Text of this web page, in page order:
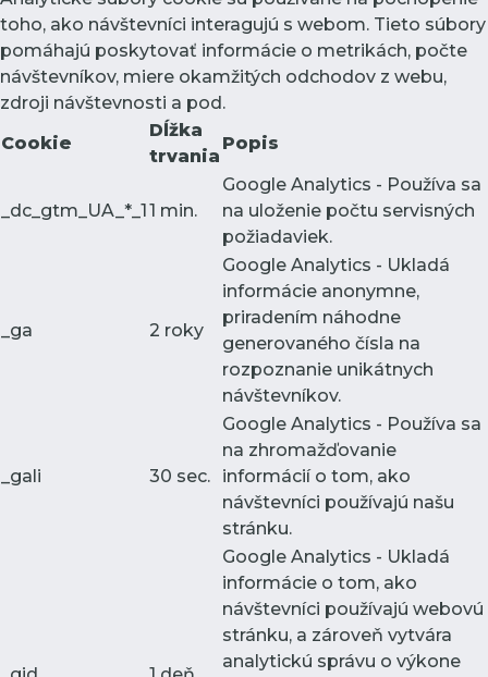
toho, ako návštevníci interagujú s webom. Tieto súbory
pomáhajú poskytovať informácie o metrikách, počte
návštevníkov, miere okamžitých odchodov z webu,
zdroji návštevnosti a pod.
Cookie
Dĺžka
trvania
Popis
_dc_gtm_UA_*_11 min.
Google Analytics - Používa sa
na uloženie počtu servisných
požiadaviek.
_ga 2 roky
Google Analytics - Ukladá
informácie anonymne,
priradením náhodne
generovaného čísla na
rozpoznanie unikátnych
návštevníkov.
_gali 30 sec.
Google Analytics - Používa sa
na zhromažďovanie
informácií o tom, ako
návštevníci používajú našu
stránku.
Google Analytics - Ukladá
informácie o tom, ako
návštevníci používajú webovú
stránku, a zároveň vytvára
analytickú správu o výkone